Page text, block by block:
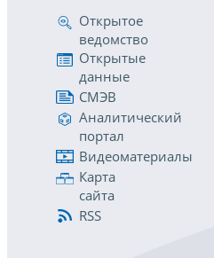
Открытое
ведомство
Открытые
данные
СМЭВ
Аналитический
портал
Видеоматериалы
Карта
сайта
RSS